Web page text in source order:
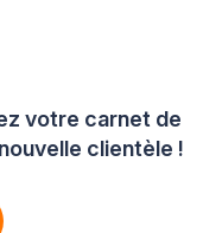
votre carnet de
clientèle !